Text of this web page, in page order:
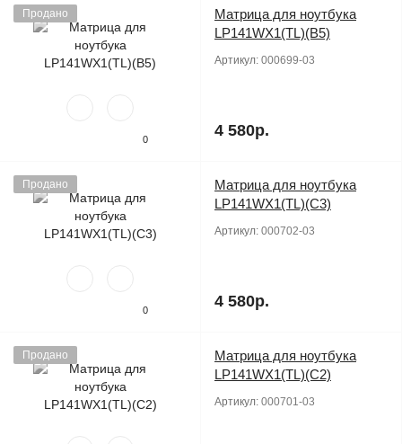
Продано
0
Матрица для ноутбука
LP141WX1(TL)(B5)
Артикул: 000699-03
4 580р.
Продано
0
Матрица для ноутбука
LP141WX1(TL)(C3)
Артикул: 000702-03
4 580р.
Продано
Матрица для ноутбука
LP141WX1(TL)(C2)
Артикул: 000701-03